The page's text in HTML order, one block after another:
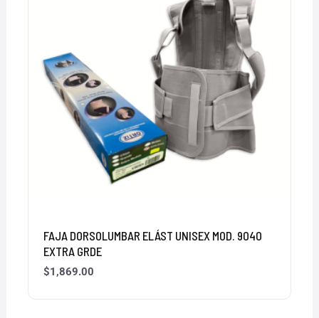
FAJA DORSOLUMBAR ELÁST UNISEX MOD. 9040
EXTRA GRDE
$1,869.00